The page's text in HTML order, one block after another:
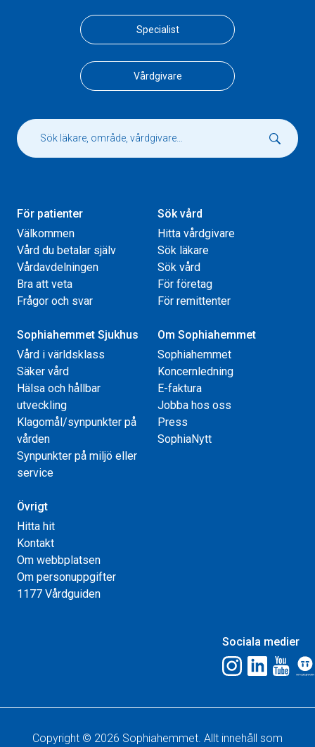
Specialist
Vårdgivare
För patienter
Välkommen
Vård du betalar själv
Vårdavdelningen
Bra att veta
Frågor och svar
Sök vård
Hitta vårdgivare
Sök läkare
Sök vård
För företag
För remittenter
Sophiahemmet Sjukhus
Vård i världsklass
Säker vård
Hälsa och hållbar
utveckling
Klagomål/synpunkter på
vården
Synpunkter på miljö eller
service
Om Sophiahemmet
Sophiahemmet
Koncernledning
E-faktura
Jobba hos oss
Press
SophiaNytt
Övrigt
Hitta hit
Kontakt
Om webbplatsen
Om personuppgifter
1177 Vårdguiden
Sociala medier
Copyright © 2026 Sophiahemmet. Allt innehåll som